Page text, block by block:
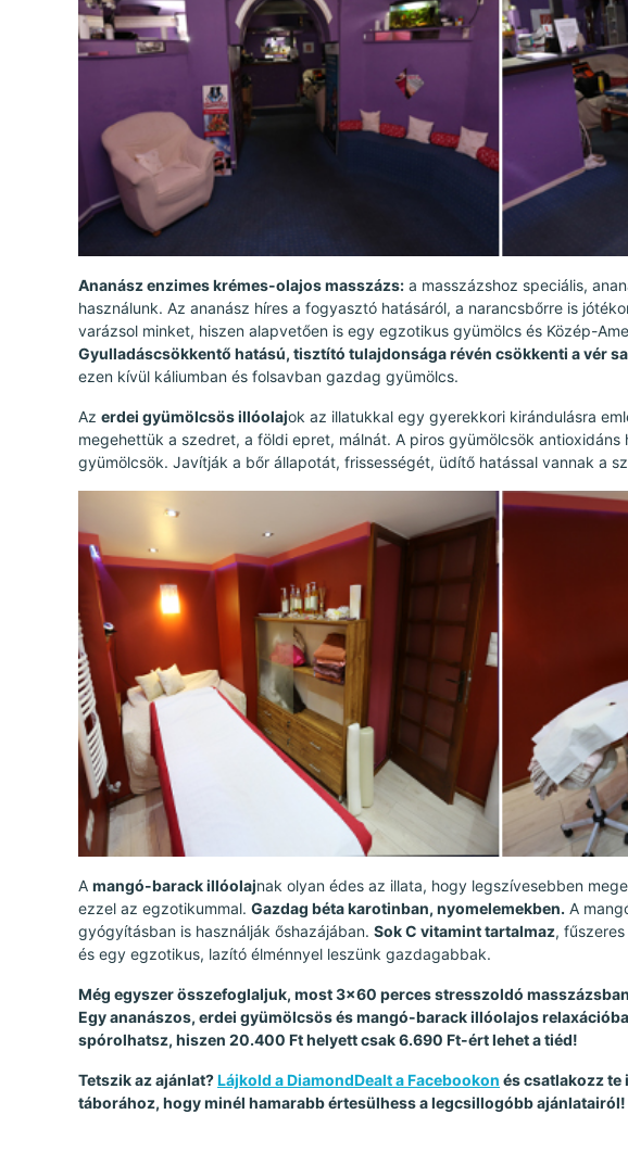
Ananász enzimes krémes-olajos masszázs: a masszázshoz speciális,
használunk. Az ananász híres a fogyasztó hatásáról, a narancsbőrre is
varázsol minket, hiszen alapvetően is egy egzotikus gyümölcs és Közép-
Gyulladáscsökkentő hatású, tisztító tulajdonsága révén csökkenti a vér
ezen kívül káliumban és folsavban gazdag gyümölcs.
Az erdei gyümölcsös illóolajok az illatukkal egy gyerekkori kirándulásra
megehettük a szedret, a földi epret, málnát. A piros gyümölcsök
gyümölcsök. Javítják a bőr állapotát, frissességét, üdítő hatással vannak a
A mangó-barack illóolajnak olyan édes az illata, hogy legszívesebben
ezzel az egzotikummal. Gazdag béta karotinban, nyomelemekben. A
gyógyításban is használják őshazájában. Sok C vitamint tartalmaz,
és egy egzotikus, lazító élménnyel leszünk gazdagabbak.
Még egyszer összefoglaljuk, most 3x60 perces stresszoldó
Egy ananászos, erdei gyümölcsös és mangó-barack illóolajos
spórolhatsz, hiszen 20.400 Ft helyett csak 6.690 Ft-ért lehet a tiéd!
Tetszik az ajánlat?Lájkold a DiamondDealt a Facebookon és csatlakozz
táborához, hogy minél hamarabb értesülhess a legcsillogóbb ajánlatairól!